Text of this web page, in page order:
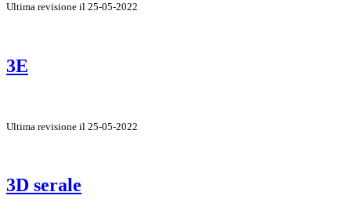
Ultima revisione il 25-05-2022
3E
Ultima revisione il 25-05-2022
3D serale